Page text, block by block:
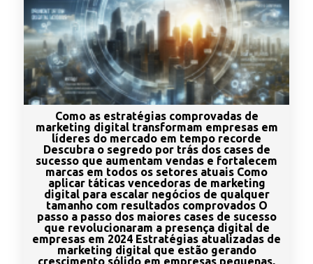
Como as estratégias comprovadas de
marketing digital transformam empresas em
líderes do mercado em tempo recorde
Descubra o segredo por trás dos cases de
sucesso que aumentam vendas e fortalecem
marcas em todos os setores atuais Como
aplicar táticas vencedoras de marketing
digital para escalar negócios de qualquer
tamanho com resultados comprovados O
passo a passo dos maiores cases de sucesso
que revolucionaram a presença digital de
empresas em 2024 Estratégias atualizadas de
marketing digital que estão gerando
crescimento sólido em empresas pequenas,